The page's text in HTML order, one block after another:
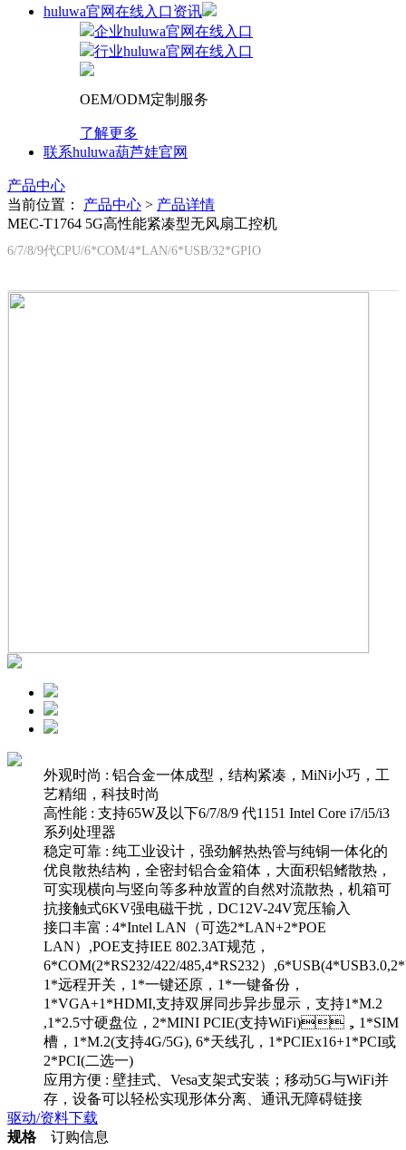
huluwa官网在线入口资讯
企业huluwa官网在线入口
行业huluwa官网在线入口
OEM/ODM定制服务
了解更多
联系huluwa葫芦娃官网
产品中心
当前位置： 产品中心 > 产品详情
MEC-T1764 5G高性能紧凑型无风扇工控机
6/7/8/9代CPU/6*COM/4*LAN/6*USB/32*GPIO
外观时尚 : 铝合金一体成型，结构紧凑，MiNi小巧，工
艺精细，科技时尚
高性能 : 支持65W及以下6/7/8/9 代1151 Intel Core i7/i5/i3
系列处理器
稳定可靠 : 纯工业设计，强劲解热热管与纯铜一体化的
优良散热结构，全密封铝合金箱体，大面积铝鳍散热，
可实现横向与竖向等多种放置的自然对流散热，机箱可
抗接触式6KV强电磁干扰，DC12V-24V宽压输入
接口丰富 : 4*Intel LAN（可选2*LAN+2*POE
LAN）,POE支持IEE 802.3AT规范，
6*COM(2*RS232/422/485,4*RS232）
1*远程开关，1*一键还原，1*一键备份，
1*VGA+1*HDMI,支持双屏同步异步显示，支持1*M.2
,1*2.5寸硬盘位，2*MINI PCIE(支持WiFi)，1*SIM
槽，1*M.2(支持4G/5G), 6*天线孔，1*PCIEx16+1*PCI或
2*PCI(二选一)
应用方便 : 壁挂式、Vesa支架式安装；移动5G与WiFi并
存，设备可以轻松实现形体分离、通讯无障碍链接
驱动/资料下载
规格
订购信息